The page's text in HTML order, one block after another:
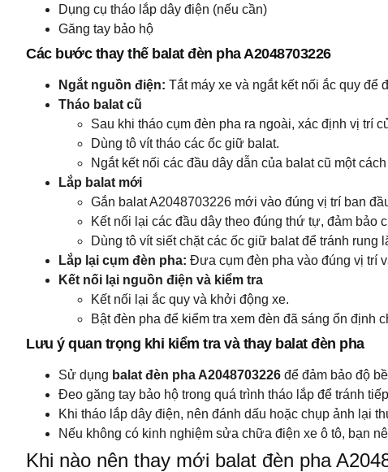
Dụng cụ tháo lắp dây điện (nếu cần)
Găng tay bảo hộ
Các bước thay thế balat đèn pha A2048703226
Ngắt nguồn điện: Tắt máy xe và ngắt kết nối ắc quy để
Tháo balat cũ
Sau khi tháo cụm đèn pha ra ngoài, xác định vị trí
Dùng tô vít tháo các ốc giữ balat.
Ngắt kết nối các đầu dây dẫn của balat cũ một
Lắp balat mới
Gắn balat A2048703226 mới vào đúng vị trí ban
Kết nối lại các đầu dây theo đúng thứ tự, đảm bảo
Dùng tô vít siết chặt các ốc giữ balat để tránh rung
Lắp lại cụm đèn pha: Đưa cụm đèn pha vào đúng vị trí
Kết nối lại nguồn điện và kiểm tra
Kết nối lại ắc quy và khởi động xe.
Bật đèn pha để kiểm tra xem đèn đã sáng ổn định
Lưu ý quan trọng khi kiểm tra và thay balat đèn pha
Sử dụng balat đèn pha A2048703226 để đảm bảo độ
Đeo găng tay bảo hộ trong quá trình tháo lắp để tránh
Khi tháo lắp dây điện, nên đánh dấu hoặc chụp ảnh lại
Nếu không có kinh nghiệm sửa chữa điện xe ô tô, bạn
Khi nào nên thay mới balat đèn pha